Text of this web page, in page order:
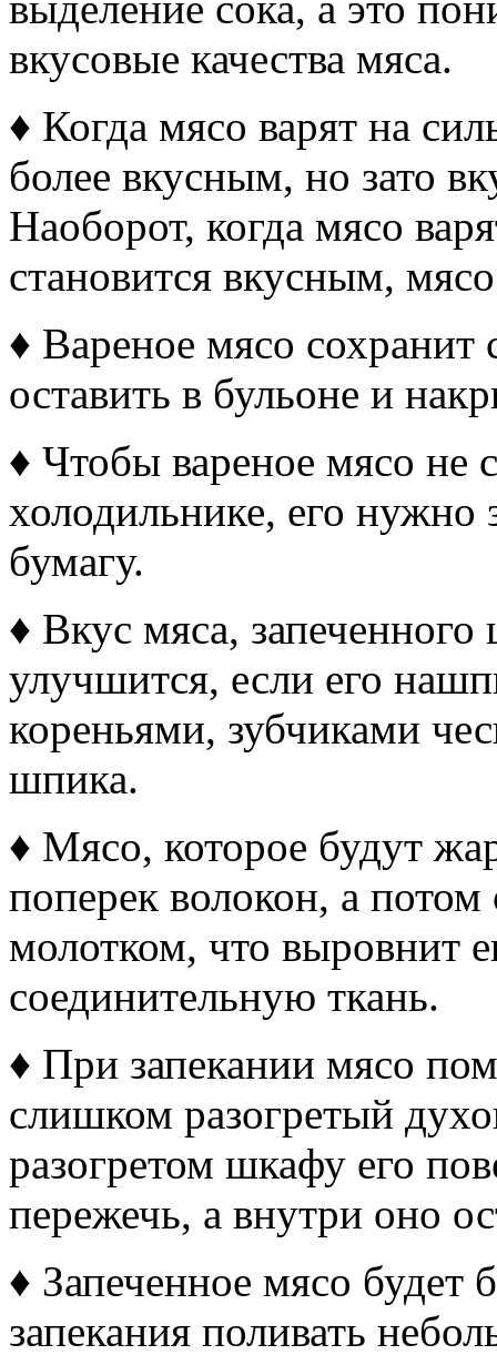
вкусовые качества мяса.
♦ Когда мясо варят на
более вкусным, но зато
Наоборот, когда мясо
становится вкусным,
♦ Вареное мясо сохранит
оставить в бульоне и
♦ Чтобы вареное мясо не
холодильнике, его нужно
бумагу.
♦ Вкус мяса,
улучшится, если его
кореньями, зубчиками
шпика.
♦ Мясо, которое будут
поперек волокон, а
молотком, что выровнит
соединительную ткань.
♦ При запекании мясо
слишком разогретый
разогретом шкафу его
пережечь, а внутри оно
♦ Запеченное мясо будет
запекания поливать